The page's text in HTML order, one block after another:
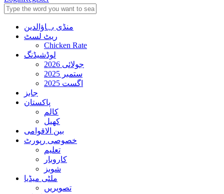
منڈی بہاؤالدین
ریٹ لسٹ
Chicken Rate
لوڈشیڈنگ
جولائی 2026
ستمبر 2025
اگست 2025
جابز
پاکستان
کالم
کھیل
بین الاقوامی
خصوصی رپورٹ
تعلیم
کاروبار
شوبز
ملٹی میڈیا
تصویریں